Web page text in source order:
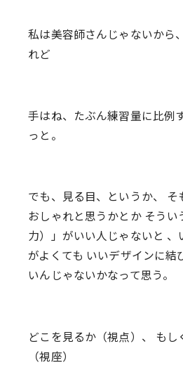
私は美容師さんじゃないから
れど
手はね、たぶん練習量に比例
っと。
でも、見る目、というか、 そ
おしゃれと思うかとか そうい
力）」がいい人じゃないと 、
がよくても いいデザインに結
いんじゃないかなって思う。
どこを見るか（視点）、 も
（視座）